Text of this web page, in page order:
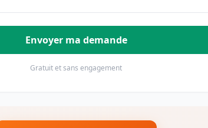
Envoyer ma demande
Gratuit et sans engagement